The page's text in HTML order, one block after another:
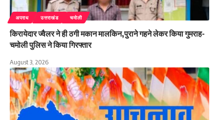
अपराध उत्तराखंड चमोली
किरायेदार ज्वैलर ने ही ठगी मकान मालकिन,पुराने गहने लेकर किया गुमराह-
चमोली पुलिस ने किया गिरफ्तार
August 3, 2026